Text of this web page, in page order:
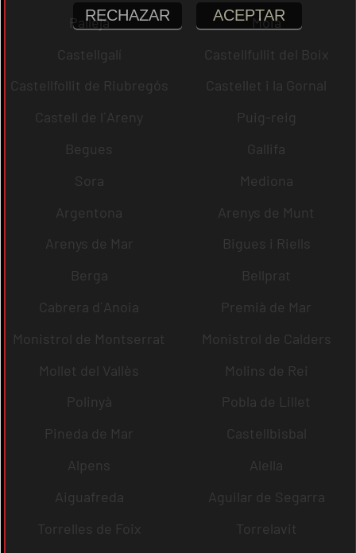
Pallejà
Moià
Castellgalí
Castellfullit del Boix
Castellfollit de Riubregós
Castellet i la Gornal
Castell de l´Areny
Puig-reig
Begues
Gallifa
Sora
Mediona
Argentona
Arenys de Munt
Arenys de Mar
Bigues i Riells
Berga
Bellprat
Cabrera d´Anoia
Premià de Mar
Monistrol de Montserrat
Monistrol de Calders
Mollet del Vallès
Molins de Rei
Polinyà
Pobla de Lillet
Pineda de Mar
Castellbisbal
Alpens
Alella
Aiguafreda
Aguilar de Segarra
Torrelles de Foix
Torrelavit
RECHAZAR ACEPTAR